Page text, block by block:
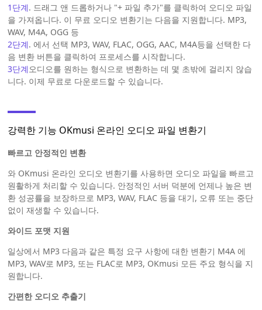
1단계. 드래그 앤 드롭하거나 "+ 파일 추가"를 클릭하여 오디오 파일
을 가져옵니다. 이 무료 오디오 변환기는 다음을 지원합니다. MP3,
WAV, M4A, OGG 등
2단계. 에서 선택 MP3, WAV, FLAC, OGG, AAC, M4A등을 선택한 다
음 변환 버튼을 클릭하여 프로세스를 시작합니다.
3단계오디오를 원하는 형식으로 변환하는 데 몇 초밖에 걸리지 않습
니다. 이제 무료로 다운로드할 수 있습니다.
강력한 기능 OKmusi 온라인 오디오 파일 변환기
빠르고 안정적인 변환
와 OKmusi 온라인 오디오 변환기를 사용하면 오디오 파일을 빠르고
원활하게 처리할 수 있습니다. 안정적인 서버 덕분에 언제나 높은 변
환 성공률을 보장하므로 MP3, WAV, FLAC 등을 대기, 오류 또는 중단
없이 재생할 수 있습니다.
와이드 포맷 지원
일상에서 MP3 다음과 같은 특정 요구 사항에 대한 변환기 M4A 에
MP3, WAV로 MP3, 또는 FLAC로 MP3, OKmusi 모든 주요 형식을 지
원합니다.
간편한 오디오 추출기